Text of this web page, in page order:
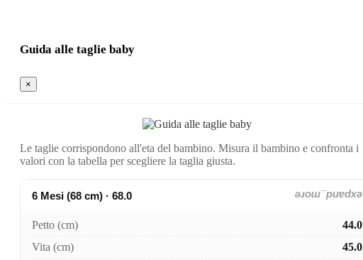
Guida alle taglie baby
×
Le taglie corrispondono all'eta del bambino. Misura il bambino e confronta i
valori con la tabella per scegliere la taglia giusta.
6 Mesi (68 cm) · 68.0 expand_more
Petto (cm)
44.0
Vita (cm)
45.0